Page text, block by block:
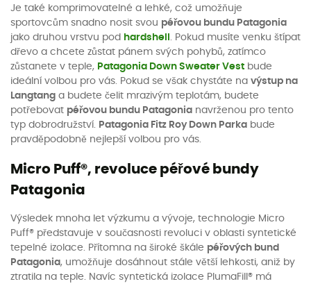
Je také komprimovatelné a lehké, což umožňuje
sportovcům snadno nosit svou péřovou bundu Patagonia
jako druhou vrstvu pod
hardshell . Pokud musíte venku štípat
dřevo a chcete zůstat pánem svých pohybů, zatímco
zůstanete v teple, Patagonia Down Sweater Vest bude
ideální volbou pro vás. Pokud se však chystáte na výstup na
Langtang a budete čelit mrazivým teplotám, budete
potřebovat péřovou bundu Patagonia navrženou pro tento
typ dobrodružství. Patagonia Fitz Roy Down Parka bude
pravděpodobně nejlepší volbou pro vás.
Micro Puff®, revoluce péřové bundy
Patagonia
Výsledek mnoha let výzkumu a vývoje, technologie Micro
Puff® představuje v současnosti revoluci v oblasti syntetické
tepelné izolace. Přítomna na široké škále péřových bund
Patagonia, umožňuje dosáhnout stále větší lehkosti, aniž by
ztratila na teple. Navíc syntetická izolace PlumaFill® má